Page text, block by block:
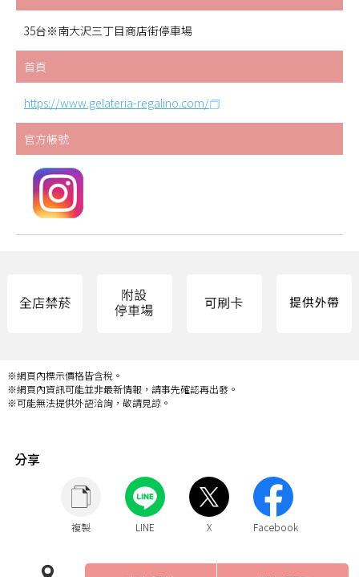
35台※南大沢三丁目商店街停車場
首頁
https://www.gelateria-regalino.com/
官方帳號
※網頁內標示價格皆含稅。
※網頁內資訊可能並非最新情報，請事先確認再出發。
※可能無法提供外語洽詢，敬請見諒。
分享
複製 LINE X Facebook